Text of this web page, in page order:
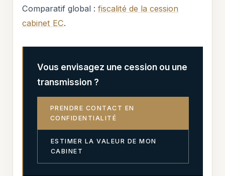
Comparatif global :fiscalité de la cession
cabinet EC.
Vous envisagez une cession ou une
transmission ?
PRENDRE CONTACT EN
CONFIDENTIALITÉ
ESTIMER LA VALEUR DE MON
CABINET